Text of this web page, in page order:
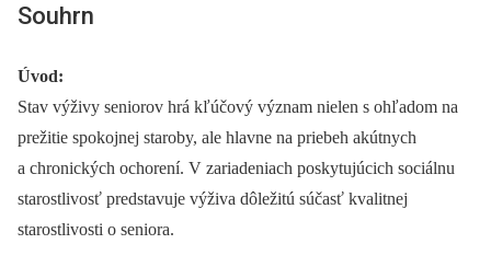
Souhrn
Úvod:
Stav výživy seniorov hrá kľúčový význam nielen s ohľadom na
prežitie spokojnej staroby, ale hlavne na priebeh akútnych
a chronických ochorení. V zariadeniach poskytujú­cich sociálnu
starostlivosť predstavuje výživa dôležitú súčasť kvalitnej
starostlivosti o seniora.